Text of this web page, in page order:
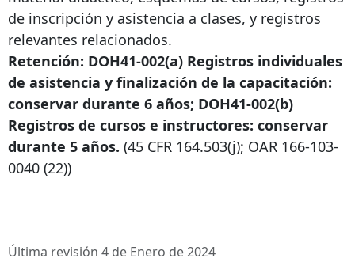
de inscripción y asistencia a clases, y registros
relevantes relacionados.
Retención: DOH41-002(a) Registros individuales
de asistencia y finalización de la capacitación:
conservar durante 6 años; DOH41-002(b)
Registros de cursos e instructores: conservar
durante 5 años. (45 CFR 164.503(j); OAR 166-103-
0040 (22))
Última revisión 4 de Enero de 2024